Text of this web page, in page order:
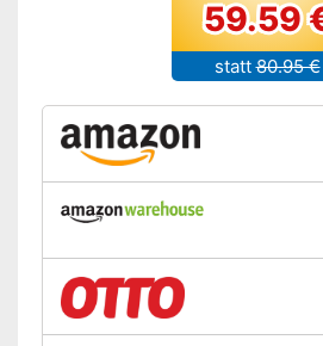
59.59
statt 80.95 €